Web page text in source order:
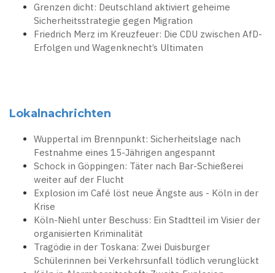
Grenzen dicht: Deutschland aktiviert geheime
Sicherheitsstrategie gegen Migration
Friedrich Merz im Kreuzfeuer: Die CDU zwischen AfD-
Erfolgen und Wagenknecht’s Ultimaten
Lokalnachrichten
Wuppertal im Brennpunkt: Sicherheitslage nach
Festnahme eines 15-Jährigen angespannt
Schock in Göppingen: Täter nach Bar-Schießerei
weiter auf der Flucht
Explosion im Café löst neue Ängste aus - Köln in der
Krise
Köln-Niehl unter Beschuss: Ein Stadtteil im Visier der
organisierten Kriminalität
Tragödie in der Toskana: Zwei Duisburger
Schülerinnen bei Verkehrsunfall tödlich verunglückt